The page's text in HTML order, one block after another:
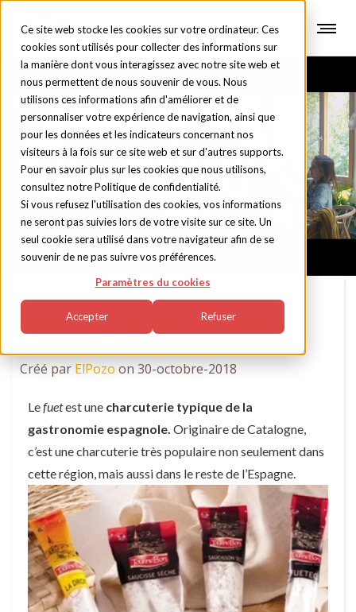
Ce site web stocke les cookies sur votre ordinateur. Ces
cookies sont utilisés pour collecter des informations sur
la manière dont vous interagissez avec notre site web et
nous permettent de nous souvenir de vous. Nous
utilisons ces informations afin d'améliorer et de
personnaliser votre expérience de navigation, ainsi que
pour les données et les indicateurs concernant nos
visiteurs à la fois sur ce site web et sur d'autres supports.
Pour en savoir plus sur les cookies que nous utilisons,
consultez notre Politique de confidentialité.
Si vous refusez l'utilisation des cookies, vos informations
ne seront pas suivies lors de votre visite sur ce site. Un
seul cookie sera utilisé dans votre navigateur afin de se
souvenir de ne pas suivre vos préférences.
Paramètres du cookies
Accepter Refuser
Blog
Tout sur le fuet. Qu’est-ce
que c’est ?
Créé par ElPozo on 30-octobre-2018
Lefuetest une charcuterie typique de la
gastronomie espagnole. Originaire de Catalogne,
c’est une charcuterie très populaire non seulement dans
cette région, mais aussi dans le reste de l’Espagne.